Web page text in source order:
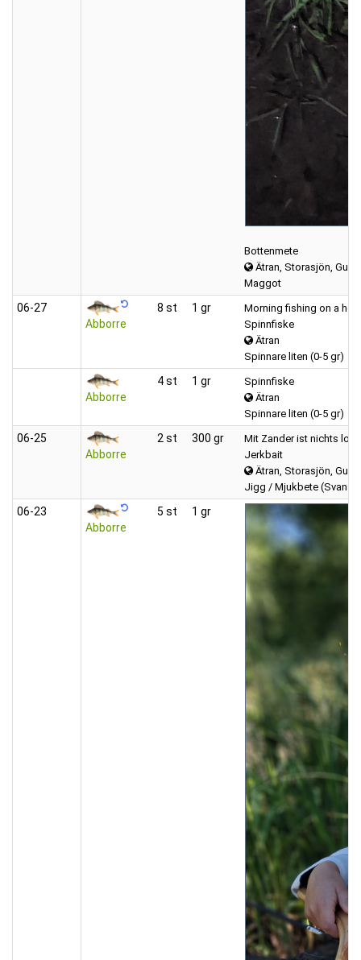
Bottenmete
Ätran, Storasjön,
Maggot
06‑27
Abborre
8 st 1 gr
Morning fishing on a hot
Spinnfiske
Ätran
Spinnare liten (0-5 gr)
Abborre
4 st 1 gr
Spinnfiske
Ätran
Spinnare liten (0-5 gr)
06‑25
Abborre
2 st 300 gr
Mit Zander ist nichts los
Jerkbait
Ätran, Storasjön,
Jigg / Mjukbete (Svans/
06‑23
Abborre
5 st 1 gr